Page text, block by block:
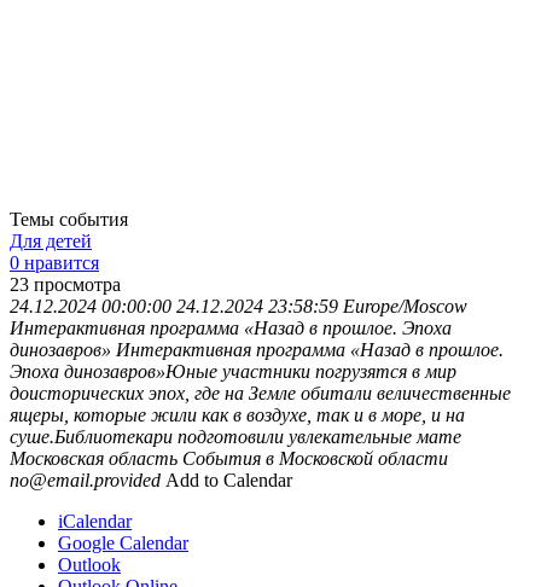
Темы события
Для детей
0 нравится
23 просмотра
24.12.2024 00:00:00 24.12.2024 23:58:59 Europe/Moscow
Интерактивная программа «Назад в прошлое. Эпоха
динозавров» Интерактивная программа «Назад в прошлое.
Эпоха динозавров»Юные участники погрузятся в мир
доисторических эпох, где на Земле обитали величественные
ящеры, которые жили как в воздухе, так и в море, и на
суше.Библиотекари подготовили увлекательные мате
Московская область События в Московской области
no@email.provided Add to Calendar
iCalendar
Google Calendar
Outlook